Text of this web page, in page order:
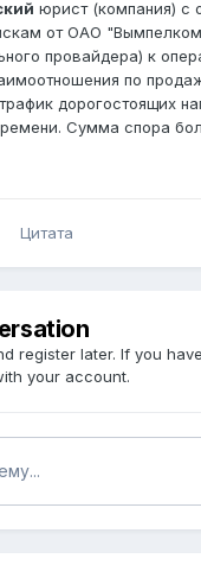
юрист (компания) с
от ОАО
провайдера) к
по
дорогостоящих
Сумма спора
Цитата
register later. If you
your account.